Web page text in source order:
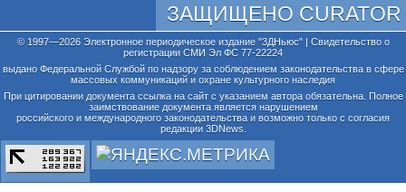
ЗАЩИЩЕНО CURATOR
© 1997—2026 Электронное периодическое издание "3ДНьюс" | Свидетельство о
регистрации СМИ Эл ФС 77-22224
выдано Федеральной Службой по надзору за соблюдением законодательства в сфере
массовых коммуникаций и охране культурного наследия
При цитировании документа ссылка на сайт с указанием автора обязательна. Полное
заимствование документа является нарушением
российского и международного законодательства и возможно только с согласия
редакции 3DNews.